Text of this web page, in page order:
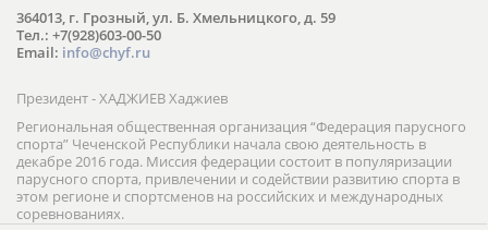
364013, г. Грозный, ул. Б. Хмельницкого, д. 59
Тел.: +7(928)603-00-50
Email: info@chyf.ru
Президент - ХАДЖИЕВ Хаджиев
Региональная общественная организация “Федерация парусного
спорта” Чеченской Республики начала свою деятельность в
декабре 2016 года. Миссия федерации состоит в популяризации
парусного спорта, привлечении и содействии развитию спорта в
этом регионе и спортсменов на российских и международных
соревнованиях.